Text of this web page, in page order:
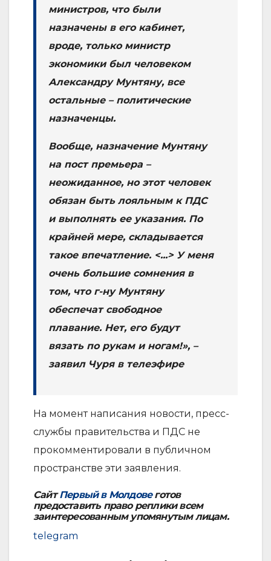
министров, что были
назначены в его кабинет,
вроде, только министр
экономики был человеком
Александру Мунтяну, все
остальные – политические
назначенцы.
Вообще, назначение Мунтяну
на пост премьера –
неожиданное, но этот человек
обязан быть лояльным к ПДС
и выполнять ее указания. По
крайней мере, складывается
такое впечатление. <...> У меня
очень большие сомнения в
том, что г-ну Мунтяну
обеспечат свободное
плавание. Нет, его будут
вязать по рукам и ногам!», –
заявил Чуря в телеэфире
На момент написания новости, пресс-
службы правительства и ПДС не
прокомментировали в публичном
пространстве эти заявления.
СайтПервый в Молдовеготов
предоставить право реплики всем
заинтересованным упомянутым лицам.
telegram